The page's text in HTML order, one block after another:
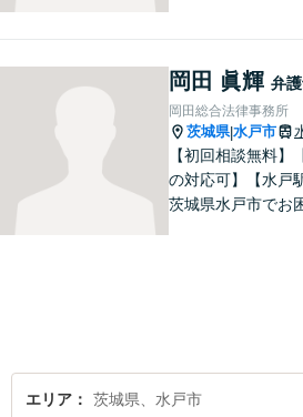
し、解決へと導い
す。お気軽にご相
い。【メール24時
岡田 眞輝 弁
岡田総合法律事務所
茨城県|水戸市
【初回相談無料】
の対応可】【水戸
茨城県水戸市でお
エリア 茨城県、水戸市